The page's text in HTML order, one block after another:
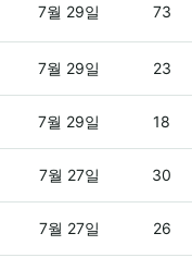
야마다씨』 애니화, 장
7월 29일 73
카츠야, 가격 인상 뒤
7월 29일 23
’ AI 분신, 직원의 업무
7월 29일 18
에 숨겨진 '다크 패턴'
7월 27일 30
'쿠키 동의 배너' 퇴
7월 27일 26